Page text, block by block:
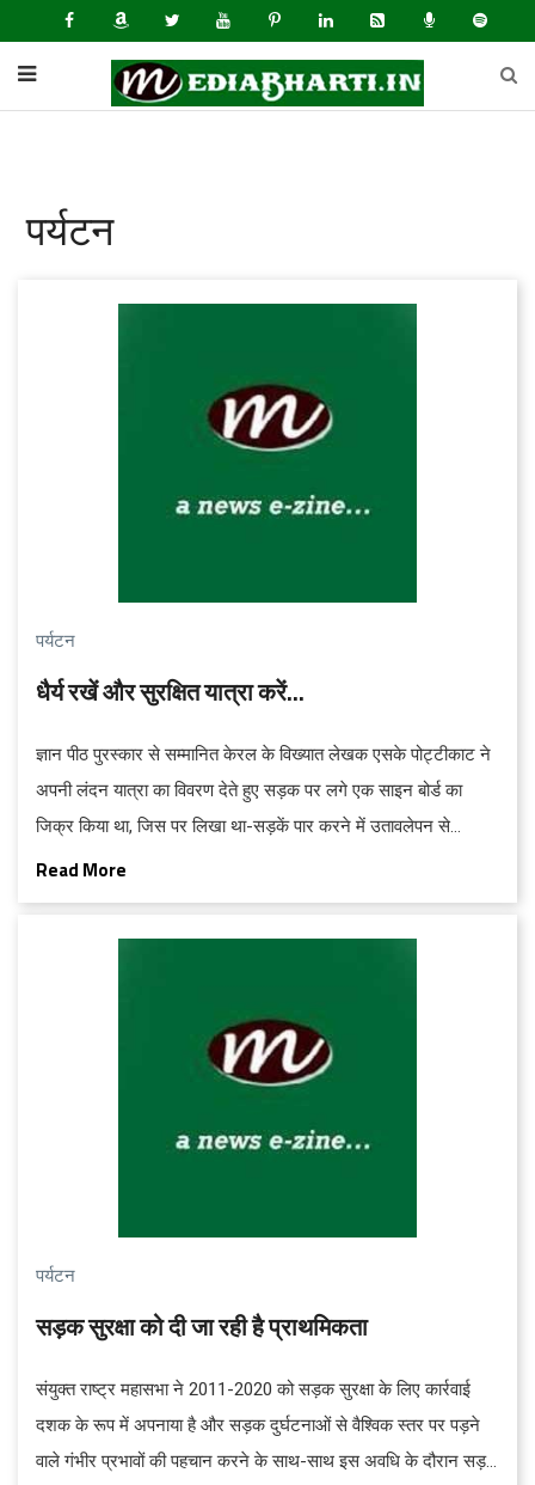
पर्यटन
पर्यटन
धैर्य रखें और सुरक्षित यात्रा करें...
ज्ञान पीठ पुरस्‍कार से सम्‍मानित केरल के विख्‍यात लेखक एसके पोट्टीकाट ने
अपनी लंदन यात्रा का विवरण देते हुए सड़क पर लगे एक साइन बोर्ड का
जिक्र किया था, जिस पर लिखा था-सड़कें पार करने में उतावलेपन से
अस्‍पतालों में मरीज बढ़ते है। यह बात चौकीदार रहित रेलवे लाइनों के फाटकों
पर भी लागू होती है।
Read More
पर्यटन
सड़क सुरक्षा को दी जा रही है प्रा‍थमिकता
संयुक्‍त राष्‍ट्र महासभा ने 2011-2020 को सड़क सुरक्षा के लिए कार्रवाई
दशक के रूप में अपनाया है और सड़क दुर्घटनाओं से वैश्विक स्‍तर पर पड़ने
वाले गंभीर प्रभावों की पहचान करने के साथ-साथ इस अवधि के दौरान सड़क